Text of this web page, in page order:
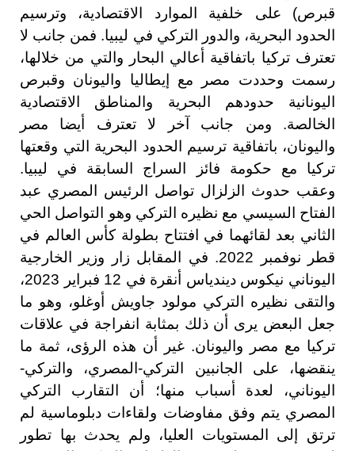
قبرص) على خلفية الموارد الاقتصادية، وترسيم
الحدود البحرية، والدور التركي في ليبيا. فمن جانب لا
تعترف تركيا باتفاقية أعالي البحار والتي من خلالها،
رسمت وحددت مصر مع إيطاليا واليونان وقبرص
اليونانية حدودهم البحرية والمناطق الاقتصادية
الخالصة. ومن جانب آخر لا تعترف أيضا مصر
واليونان، باتفاقية ترسيم الحدود البحرية التي وقعتها
تركيا مع حكومة فائز السراج السابقة في ليبيا.
وعقب حدوث الزلزال تواصل الرئيس المصري عبد
الفتاح السيسي مع نظيره التركي وهو التواصل الحي
الثاني بعد لقائهما في افتتاح بطولة كأس العالم في
قطر نوفمبر 2022. في المقابل زار وزير الخارجية
اليوناني نيكوس ديندياس أنقرة في 12 فبراير 2023،
والتقى نظيره التركي مولود جاويش أوغلو، وهو ما
جعل البعض يرى أن ذلك بمثابة انفراجة في علاقات
تركيا مع مصر واليونان. غير أن هذه الرؤى، ثمة ما
ينقضها، على الجانبين التركي-المصري، والتركي-
اليوناني، لعدة أسباب منها؛ أن التقارب التركي
المصري يتم وفق مفاوضات ولقاءات دبلوماسية لم
ترتق إلى المستويات العليا، ولم يحدث بها تطور